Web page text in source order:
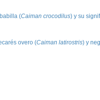
(Caiman crocodilus) y su
overo (Caiman latirostris) y